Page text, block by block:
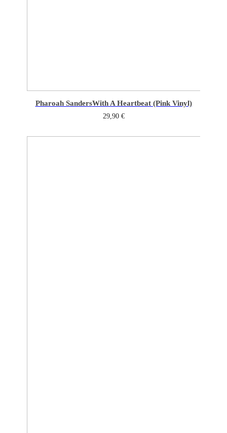
Pharoah SandersWith A Heartbeat (Pink Vinyl)
29,90 €